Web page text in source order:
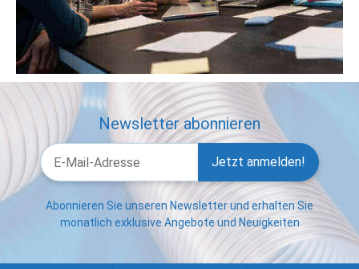
Newsletter abonnieren
Jetzt anmelden!
Abonnieren Sie unseren Newsletter und erhalten Sie
monatlich exklusive Angebote und Neuigkeiten